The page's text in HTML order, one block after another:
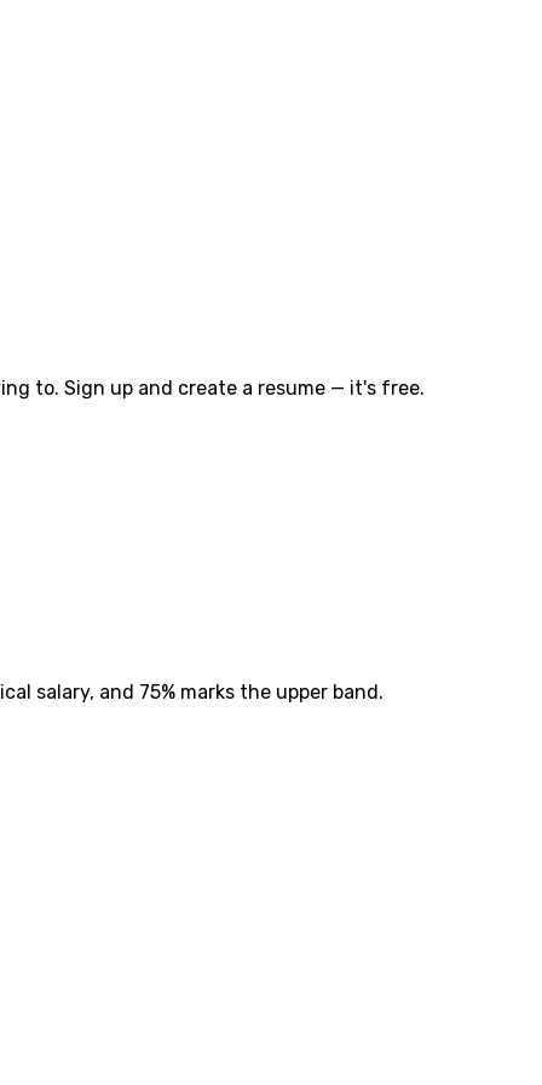
to. Sign up and create a resume — it's free.
salary, and 75% marks the upper band.